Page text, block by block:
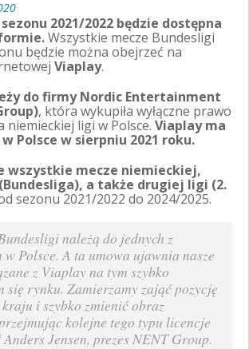
2021/2022 będzie dostępna
Wszystkie mecze Bundesligi
będzie można obejrzeć na
Viaplay.
do firmy Nordic Entertainment
, która wykupiła wyłączne prawo
niemieckiej ligi w Polsce. Viaplay ma
Polsce w sierpniu 2021 roku.
wszystkie mecze niemieckiej,
a także drugiej ligi (2.
sezonu 2021/2022 do 2024/2025.
należą do jednych z
w Polsce. A ta umowa ujawnia nasze
z Viaplay na tym szybko
się rynku. Zamierzamy zająć pozycję
i szybko zmienić obraz
kolejne tego typu licencje
Jensen, prezes NENT Group.